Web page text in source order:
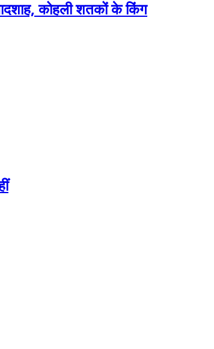
कोहली शतकों के किंग